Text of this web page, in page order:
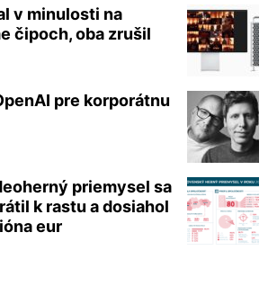
v minulosti na
čipoch, oba zrušil
pre korporátnu
priemysel sa
k rastu a dosiahol
eur